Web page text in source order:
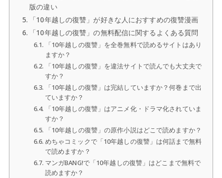
版の違い
「10年越しの復讐」が好きな人におすすめの復讐漫画
「10年越しの復讐」の無料配信に関するよくある質問
「10年越しの復讐」を全巻無料で読めるサイトはあり
ますか？
「10年越しの復讐」を違法サイトで読んでも大丈夫で
すか？
「10年越しの復讐」は完結していますか？何巻まで出
ていますか？
「10年越しの復讐」はアニメ化・ドラマ化されていま
すか？
「10年越しの復讐」の原作小説はどこで読めますか？
めちゃコミックで「10年越しの復讐」は何話まで無料
で読めますか？
マンガBANG!で「10年越しの復讐」はどこまで無料で
読めますか？